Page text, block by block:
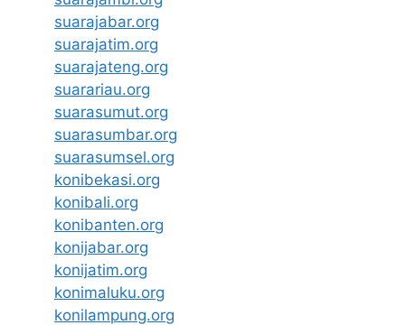
suarajabar.org
suarajatim.org
suarajateng.org
suarariau.org
suarasumut.org
suarasumbar.org
suarasumsel.org
konibekasi.org
konibali.org
konibanten.org
konijabar.org
konijatim.org
konimaluku.org
konilampung.org